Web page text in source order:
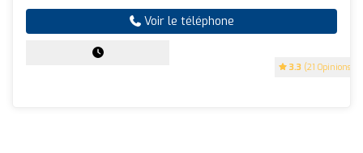
3.3 (21 Opinions)
Voir le téléphone